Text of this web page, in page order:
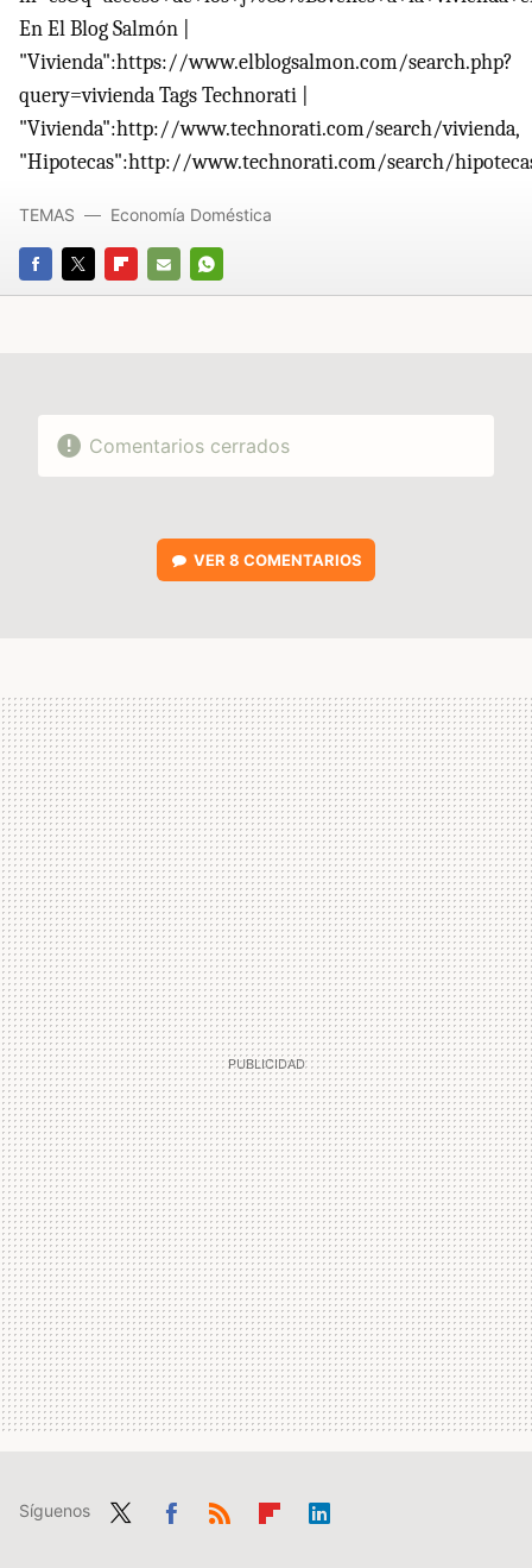
En El Blog Salmón |
"Vivienda":https://www.elblogsalmon.com/search.php?
query=vivienda Tags Technorati |
"Vivienda":http://www.technorati.com/search/vivienda,
"Hipotecas":http://www.technorati.com/search/
FACEBOOK
TWITTERFLIPBOARD
E-
WHATSAPP
TEMAS Economía Doméstica
Comentarios cerrados
VER 8 COMENTARIOS
Síguenos